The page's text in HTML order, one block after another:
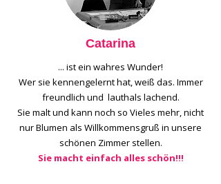
Catarina
... ist ein wahres Wunder!
Wer sie kennengelernt hat, weiß das. Immer
freundlich und lauthals lachend.
Sie malt und kann noch so Vieles mehr, nicht
nur Blumen als Willkommensgruß in unsere
schönen Zimmer stellen.
Sie macht einfach alles schön!!!